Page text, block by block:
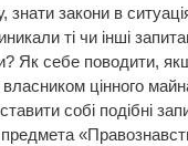
закони в
ті чи інші
Як себе поводити,
цінного
собі подібні
предмета